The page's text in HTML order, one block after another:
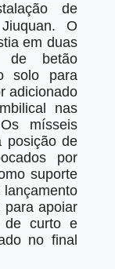
de
O
em duas
de betão
solo para
adicionado
nas
mísseis
posição de
por
suporte
para apoiar
de curto e
no final